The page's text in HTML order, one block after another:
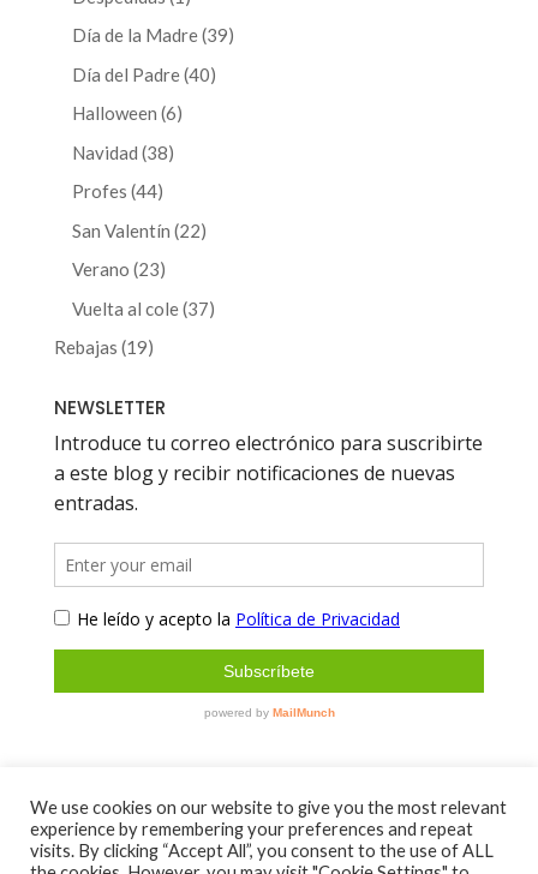
producto
Día de la Madre 3939
Día del Padre 4040
Halloween 66
Navidad 3838
Profes 4444
productos
San Valentín 2222
Verano 2323
productos
Vuelta al cole 3737
Rebajas 1919
NEWSLETTER
Sobre mí
Contacto
Aviso Legal y Política de Privacidad
We use cookies on our website to give you the most relevant
experience by remembering your preferences and repeat
visits. By clicking “Accept All”, you consent to the use of ALL